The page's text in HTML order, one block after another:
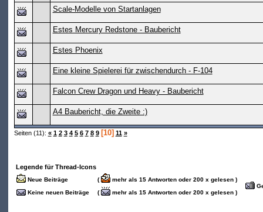
Scale-Modelle von Startanlagen
Estes Mercury Redstone - Baubericht
Estes Phoenix
Eine kleine Spielerei für zwischendurch - F-104
Falcon Crew Dragon und Heavy - Baubericht
A4 Baubericht, die Zweite :)
Seiten (11): « 1 2 3 4 5 6 7 8 9 [10] 11 »
Legende für Thread-Icons
Neue Beiträge (
mehr als 15 Antworten oder 200 x gelesen )
Keine neuen Beiträge
( mehr als 15 Antworten oder 200 x gelesen )